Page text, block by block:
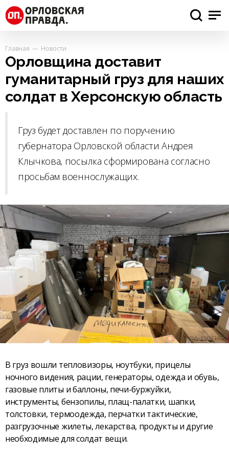
Главная Новости
Орловщина доставит
гуманитарный груз для наших
солдат в Херсонскую область
Груз будет доставлен по поручению
губернатора Орловской области Андрея
Клычкова, посылка сформирована согласно
просьбам военнослужащих.
В груз вошли тепловизоры, ноутбуки, прицелы
ночного видения, рации, генераторы, одежда и обувь,
газовые плиты и баллоны, печи-буржуйки,
инструменты, бензопилы, плащ-палатки, шапки,
толстовки, термоодежда, перчатки тактические,
разгрузочные жилеты, лекарства, продукты и другие
необходимые для солдат вещи.